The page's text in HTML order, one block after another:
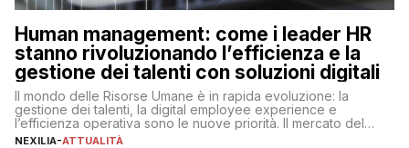
Human management: come i leader HR
stanno rivoluzionando l’efficienza e la
gestione dei talenti con soluzioni digitali
Il mondo delle Risorse Umane è in rapida evoluzione: la
gestione dei talenti, la digital employee experience e
l’efficienza operativa sono le nuove priorità. Il mercato del
lavoro, d’altra parte, è sempre più competitivo con una lotta
NEXILIA-ATTUALITÀ